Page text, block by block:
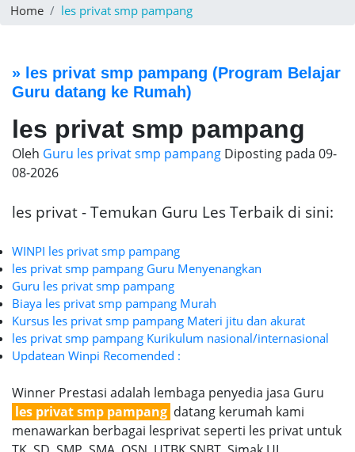
Home les privat smp pampang
» les privat smp pampang (Program Belajar
Guru datang ke Rumah)
les privat smp pampang
Oleh Guru les privat smp pampang Diposting pada 09-
08-2026
les privat - Temukan Guru Les Terbaik di sini:
WINPI les privat smp pampang
les privat smp pampang Guru Menyenangkan
Guru les privat smp pampang
Biaya les privat smp pampang Murah
Kursus les privat smp pampang Materi jitu dan akurat
les privat smp pampang Kurikulum nasional/internasional
Updatean Winpi Recomended :
Winner Prestasi adalah lembaga penyedia jasa Guru
les privat smp pampang datang kerumah kami
menawarkan berbagai lesprivat seperti les privat untuk